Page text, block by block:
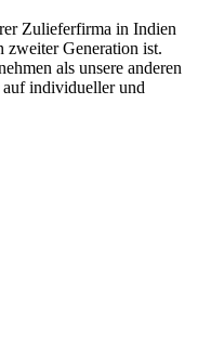
Zulieferfirma in Indien
zweiter Generation ist.
als unsere anderen
individueller und